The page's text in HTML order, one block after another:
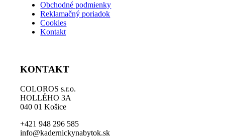
Obchodné podmienky
Reklamačný poriadok
Cookies
Kontakt
KONTAKT
COLOROS s.r.o.
HOLLÉHO 3A
040 01 Košice
+421 948 296 585
info@kadernickynabytok.sk